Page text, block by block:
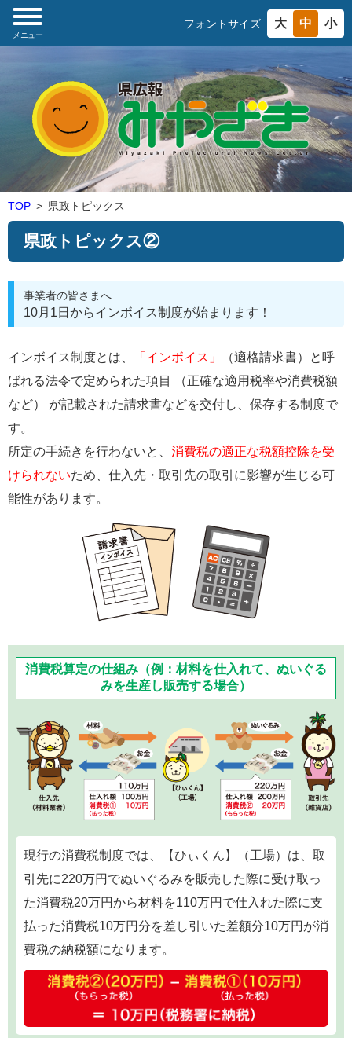
フォントサイズ 大 中 小
メニュー
TOP 県政トピックス
県政トピックス②
事業者の皆さまへ
10月1日からインボイス制度が始まります！
インボイス制度とは、 「インボイス」
（適格請求書）と呼
ばれる法令で定められた項目 （正確な適用税率や消費税額
など） が記載された請求書などを交付し、保存する制度で
す。
所定の手続きを行わないと、 消費税の適正な税額控除を受
けられないため、仕入先・取引先の取引に影響が生じる可
能性があります。
消費税算定の仕組み（例：材料を仕入れて、ぬいぐる
みを生産し販売する場合）
現行の消費税制度では、【ひぃくん】（工場）は、取
引先に220万円でぬいぐるみを販売した際に受け取っ
た消費税20万円から材料を110万円で仕入れた際に支
払った消費税10万円分を差し引いた差額分10万円が消
費税の納税額になります。